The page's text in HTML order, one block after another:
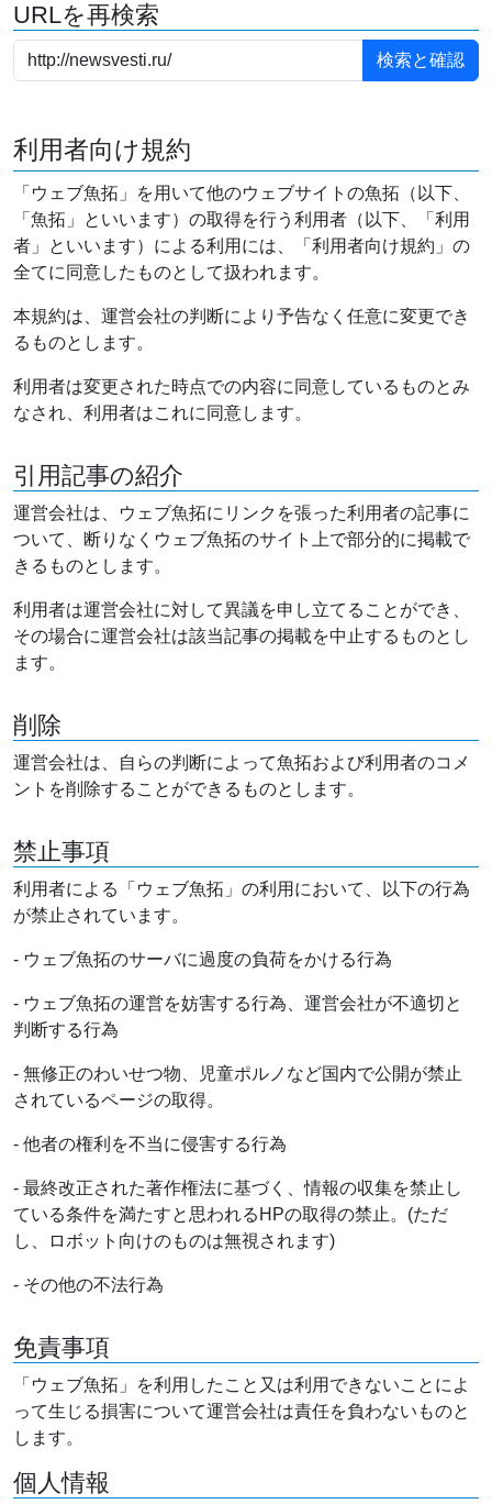
URLを再検索
利用者向け規約
「ウェブ魚拓」を用いて他のウェブサイトの魚拓（以下、
「魚拓」といいます）の取得を行う利用者（以下、「利用
者」といいます）による利用には、「利用者向け規約」の
全てに同意したものとして扱われます。
本規約は、運営会社の判断により予告なく任意に変更でき
るものとします。
利用者は変更された時点での内容に同意しているものとみ
なされ、利用者はこれに同意します。
引用記事の紹介
運営会社は、ウェブ魚拓にリンクを張った利用者の記事に
ついて、断りなくウェブ魚拓のサイト上で部分的に掲載で
きるものとします。
利用者は運営会社に対して異議を申し立てることができ、
その場合に運営会社は該当記事の掲載を中止するものとし
ます。
削除
運営会社は、自らの判断によって魚拓および利用者のコメ
ントを削除することができるものとします。
禁止事項
利用者による「ウェブ魚拓」の利用において、以下の行為
が禁止されています。
- ウェブ魚拓のサーバに過度の負荷をかける行為
- ウェブ魚拓の運営を妨害する行為、運営会社が不適切と
判断する行為
- 無修正のわいせつ物、児童ポルノなど国内で公開が禁止
されているページの取得。
- 他者の権利を不当に侵害する行為
- 最終改正された著作権法に基づく、情報の収集を禁止し
ている条件を満たすと思われるHPの取得の禁止。(ただ
し、ロボット向けのものは無視されます)
- その他の不法行為
免責事項
「ウェブ魚拓」を利用したこと又は利用できないことによ
って生じる損害について運営会社は責任を負わないものと
します。
個人情報